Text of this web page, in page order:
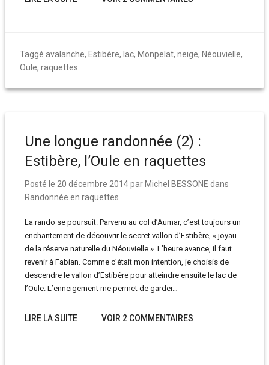
Taggé avalanche, Estibère, lac, Monpelat, neige, Néouvielle,
Oule, raquettes
Une longue randonnée (2) :
Estibère, l’Oule en raquettes
Posté le 20 décembre 2014par Michel BESSONE dans
Randonnée en raquettes
La rando se poursuit. Parvenu au col d’Aumar, c’est toujours un
enchantement de découvrir le secret vallon d’Estibère, « joyau
de la réserve naturelle du Néouvielle ». L’heure avance, il faut
revenir à Fabian. Comme c’était mon intention, je choisis de
descendre le vallon d’Estibère pour atteindre ensuite le lac de
l’Oule. L’enneigement me permet de garder…
LIRE LA SUITE VOIR 2 COMMENTAIRES